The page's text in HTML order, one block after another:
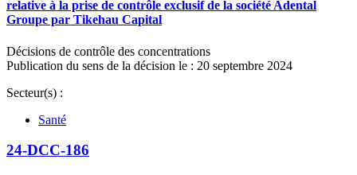
relative à la prise de contrôle exclusif de la société Adental
Groupe par Tikehau Capital
Décisions de contrôle des concentrations
Publication du sens de la décision le : 20 septembre 2024
Secteur(s) :
Santé
24-DCC-186